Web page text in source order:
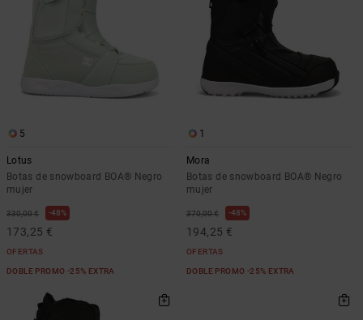
5
Lotus
Botas de snowboard BOA® Negro
mujer
330,00 € 48%
173,25 €
OFERTAS
DOBLE PROMO -25% EXTRA
1
Mora
Botas de snowboard BOA® Negro
mujer
370,00 € 48%
194,25 €
OFERTAS
DOBLE PROMO -25% EXTRA